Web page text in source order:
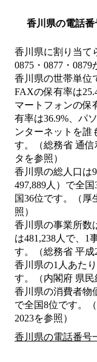
香川県の電話番
香川県に割り当て
0875・0877・0879
香川県の世帯単位
FAXの保有率は
マートフォンの保
有率は36.9%、パ
ンターネットを誰
す。（総務省 通
タを参照）
香川県の総人口は
497,889人）で全
国36位です。（厚
照）
香川県の事業所数
は481,238人で、1
す。（総務省 平成
香川県の1人あた
す。（内閣府 県民
香川県の消費者物
で全国8位です。
2023を参照）
香川県の電話番号